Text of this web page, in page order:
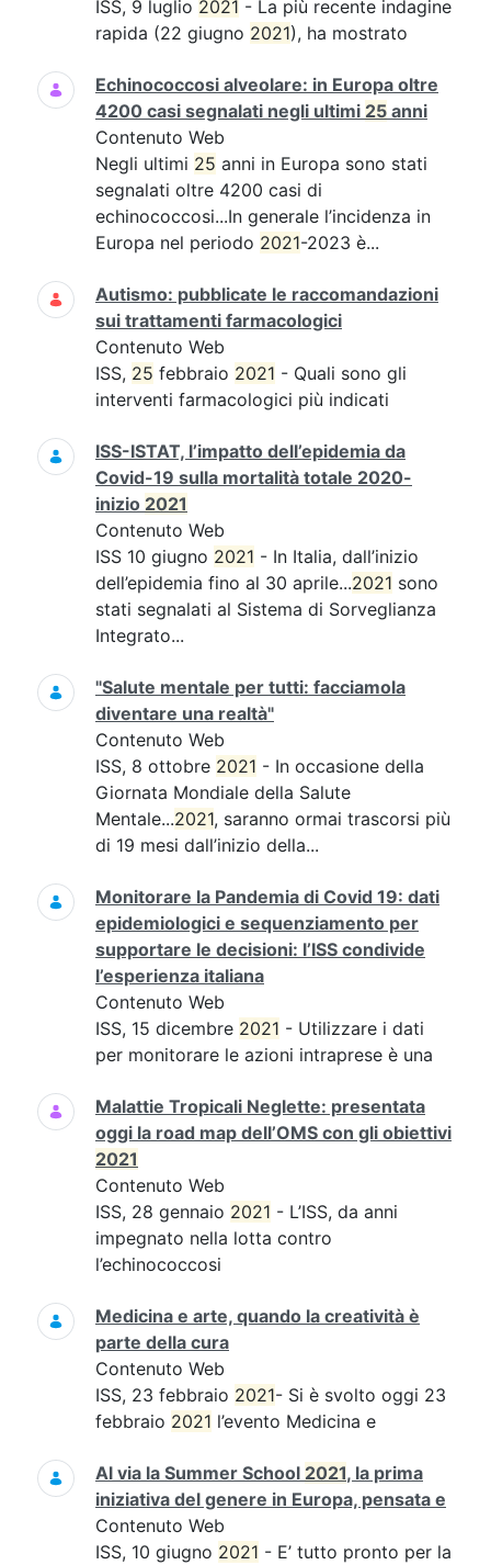
ISS, 9 luglio 2021 - La più recente indagine
rapida (22 giugno 2021), ha mostrato
Echinococcosi alveolare: in Europa oltre
4200 casi segnalati negli ultimi 25 anni
Contenuto Web
Negli ultimi 25 anni in Europa sono stati
segnalati oltre 4200 casi di
echinococcosi...In generale l’incidenza in
Europa nel periodo 2021-2023 è...
Autismo: pubblicate le raccomandazioni
sui trattamenti farmacologici
Contenuto Web
ISS, 25 febbraio 2021 - Quali sono gli
interventi farmacologici più indicati
ISS-ISTAT, l’impatto dell’epidemia da
Covid-19 sulla mortalità totale 2020-
inizio 2021
Contenuto Web
ISS 10 giugno 2021 - In Italia, dall’inizio
dell’epidemia fino al 30 aprile...2021 sono
stati segnalati al Sistema di Sorveglianza
Integrato...
"Salute mentale per tutti: facciamola
diventare una realtà"
Contenuto Web
ISS, 8 ottobre 2021 - In occasione della
Giornata Mondiale della Salute
Mentale...2021, saranno ormai trascorsi più
di 19 mesi dall’inizio della...
Monitorare la Pandemia di Covid 19: dati
epidemiologici e sequenziamento per
supportare le decisioni: l’ISS condivide
l’esperienza italiana
Contenuto Web
ISS, 15 dicembre 2021 - Utilizzare i dati
per monitorare le azioni intraprese è una
Malattie Tropicali Neglette: presentata
oggi la road map dell’OMS con gli obiettivi
2021
Contenuto Web
ISS, 28 gennaio 2021 - L’ISS, da anni
impegnato nella lotta contro
l’echinococcosi
Medicina e arte, quando la creatività è
parte della cura
Contenuto Web
ISS, 23 febbraio 2021- Si è svolto oggi 23
febbraio 2021 l’evento Medicina e
Al via la Summer School 2021, la prima
iniziativa del genere in Europa, pensata e
Contenuto Web
ISS, 10 giugno 2021 - E’ tutto pronto per la